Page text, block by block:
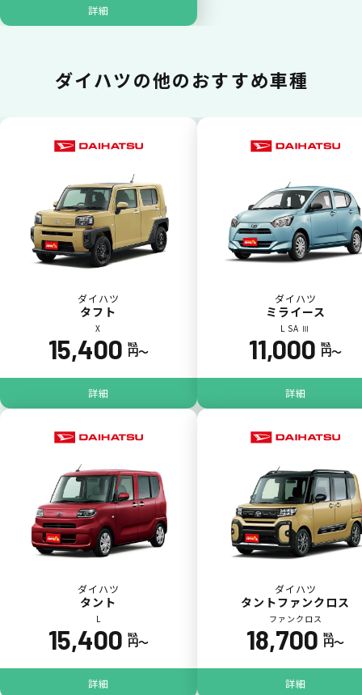
5
ガラス破損
落書き
いたずら
バンパー
破損
※たすカッターをご利用頂く場合、免責金額が１回あたり5,000円
たすカッター３詳細
詳細
ダイハツの他のおすすめ車種
ダイハツ
タフト
X
15,400 税込
円〜
詳細
ダイハツ
ミライース
L SA Ⅲ
11,000 税込
円〜
詳細
ダイハツ
タント
L
15,400 税込
円〜
詳細
ダイハツ
タントファンクロス
ファンクロス
18,700 税込
円〜
詳細